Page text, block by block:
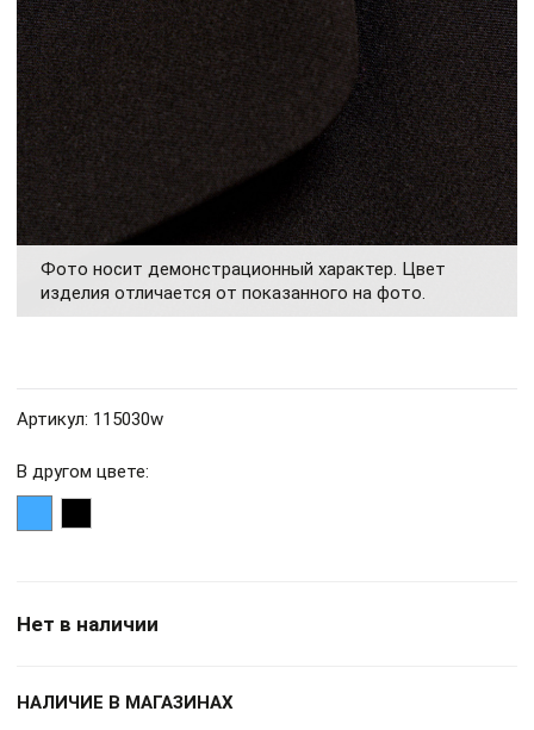
Фото носит демонстрационный характер. Цвет
изделия отличается от показанного на фото.
Артикул: 115030w
В другом цвете:
Нет в наличии
НАЛИЧИЕ В МАГАЗИНАХ